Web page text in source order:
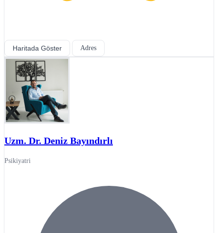
Haritada Göster Adres
Uzm. Dr. Deniz Bayındırlı
Psikiyatri